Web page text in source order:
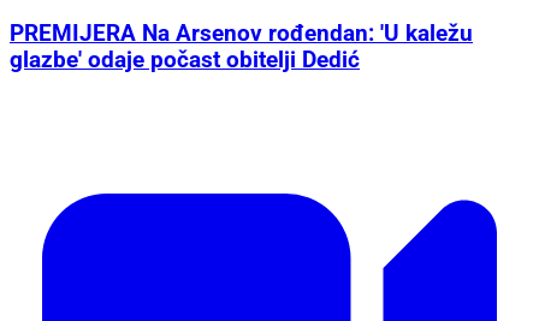
PREMIJERA Na Arsenov rođendan: 'U kaležu
glazbe' odaje počast obitelji Dedić